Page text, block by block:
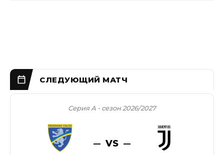
Серия А - сезон 2026/2027
VS